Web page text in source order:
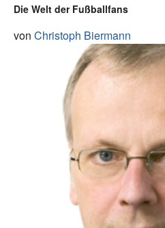
Die Welt der Fußballfans
von Christoph Biermann